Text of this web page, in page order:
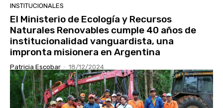
INSTITUCIONALES
El Ministerio de Ecología y Recursos
Naturales Renovables cumple 40 años de
institucionalidad vanguardista, una
impronta misionera en Argentina
Patricia Escobar - 18/12/2024